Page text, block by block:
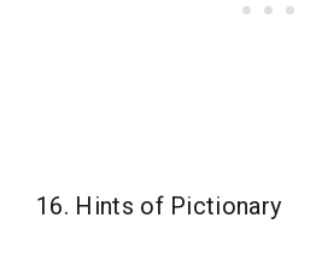
16. Hints of Pictionary